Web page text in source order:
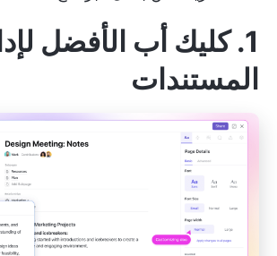
1. كليك أب الأفضل
المستندات